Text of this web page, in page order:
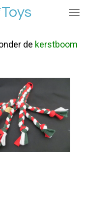
de kerstboom